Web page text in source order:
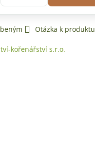
Otázka k produktu
kořenářství s.r.o.